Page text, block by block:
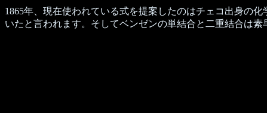
1865年、現在使われている式を提案したのはチェコ出身の
いたと言われます。そしてベンゼンの単結合と二重結合は